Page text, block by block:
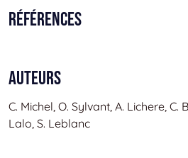
Références
Auteurs
C. Michel, O. Sylvant, A. Lichere, C.
Lalo, S. Leblanc